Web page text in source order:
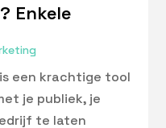
Enkele
een krachtige tool
je publiek, je
te laten